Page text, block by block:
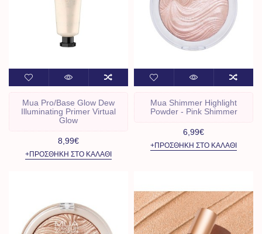
Mua Pro/Base Glow Dew
Illuminating Primer Virtual
Glow
8,99€
+ΠΡΟΣΘΉΚΗ ΣΤΟ ΚΑΛΆΘΙ
Mua Shimmer Highlight
Powder - Pink Shimmer
6,99€
+ΠΡΟΣΘΉΚΗ ΣΤΟ ΚΑΛΆΘΙ